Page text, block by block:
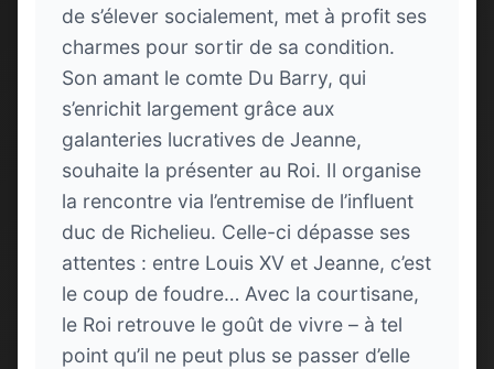
de s’élever socialement, met à profit ses
charmes pour sortir de sa condition.
Son amant le comte Du Barry, qui
s’enrichit largement grâce aux
galanteries lucratives de Jeanne,
souhaite la présenter au Roi. Il organise
la rencontre via l’entremise de l’influent
duc de Richelieu. Celle-ci dépasse ses
attentes : entre Louis XV et Jeanne, c’est
le coup de foudre… Avec la courtisane,
le Roi retrouve le goût de vivre – à tel
point qu’il ne peut plus se passer d’elle